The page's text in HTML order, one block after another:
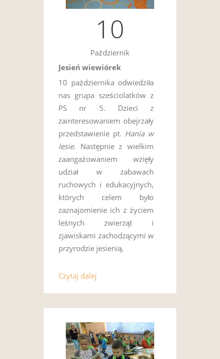
10
Październik
Jesień wiewiórek
10 października odwiedziła
nas grupa sześciolatków z
PS nr 5. Dzieci z
zainteresowaniem obejrzały
przedstawienie pt. Hania w
lesie. Następnie z wielkim
zaangażowaniem wzięły
udział w zabawach
ruchowych i edukacyjnych,
których celem było
zaznajomienie ich z życiem
leśnych zwierząt i
zjawiskami zachodzącymi w
przyrodzie jesienią.
Czytaj dalej